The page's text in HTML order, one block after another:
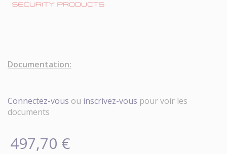
Documentation:
Connectez-vous ou inscrivez-vous pour voir les
documents
497,70 €